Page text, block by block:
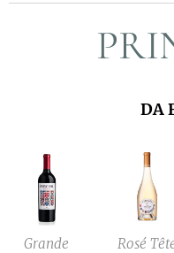
DA
Grande
Rosé